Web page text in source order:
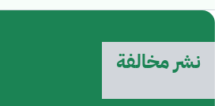
نشر مخالفة